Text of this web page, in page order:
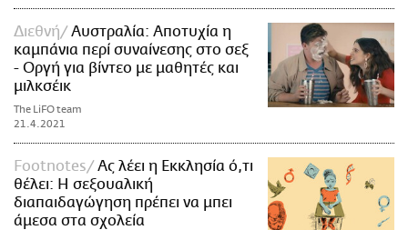
Διεθνή
Αυστραλία: Αποτυχία η
καμπάνια περί συναίνεσης στο σεξ
- Οργή για βίντεο με μαθητές και
μιλκσέικ
The LiFO team
21.4.2021
Footnotes
Ας λέει η Εκκλησία ό,τι
θέλει: Η σεξουαλική
διαπαιδαγώγηση πρέπει να μπει
άμεσα στα σχολεία